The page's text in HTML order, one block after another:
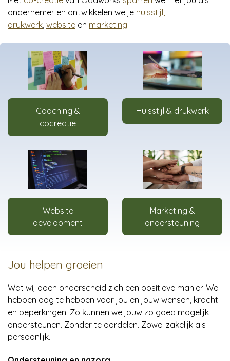
ondernemer en ontwikkelen we je huisstijl,
drukwerk website en marketing.
Coaching &
cocreatie
Huisstijl & drukwerk
Website
development
Marketing &
ondersteuning
Jou helpen groeien
Wat wij doen onderscheid zich een positieve manier. We
hebben oog te hebben voor jou en jouw wensen, kracht
en beperkingen. Zo kunnen we jouw zo goed mogelijk
ondersteunen. Zonder te oordelen. Zowel zakelijk als
persoonlijk.